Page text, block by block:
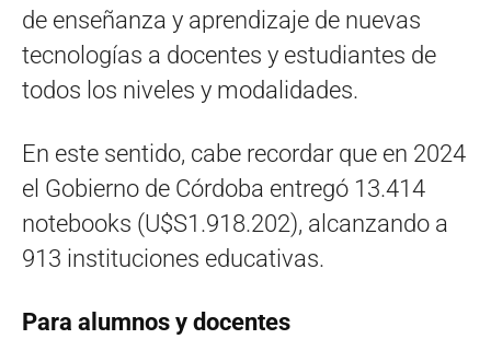
de enseñanza y aprendizaje de nuevas
tecnologías a docentes y estudiantes de
todos los niveles y modalidades.
En este sentido, cabe recordar que en 2024
el Gobierno de Córdoba entregó 13.414
notebooks (U$S1.918.202), alcanzando a
913 instituciones educativas.
Para alumnos y docentes